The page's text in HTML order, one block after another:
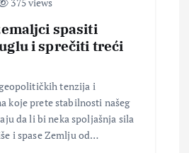
spasiti
i sprečiti treći
tenzija i
koje prete stabilnosti našeg
da li bi neka spoljašnja sila
i spase Zemlju od…